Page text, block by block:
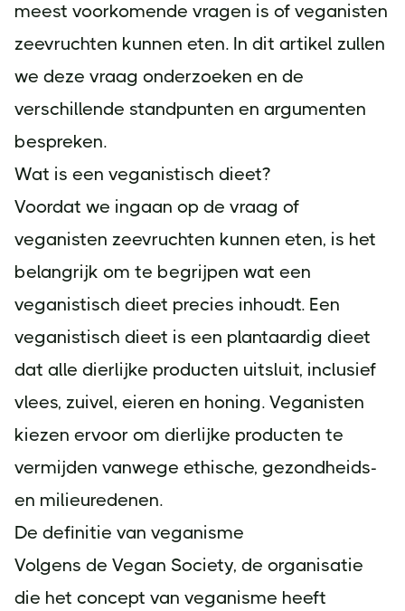
meest voorkomende vragen is of veganisten
zeevruchten kunnen eten. In dit artikel zullen
we deze vraag onderzoeken en de
verschillende standpunten en argumenten
bespreken.
Wat is een veganistisch dieet?
Voordat we ingaan op de vraag of
veganisten zeevruchten kunnen eten, is het
belangrijk om te begrijpen wat een
veganistisch dieet precies inhoudt. Een
veganistisch dieet is een plantaardig dieet
dat alle dierlijke producten uitsluit, inclusief
vlees, zuivel, eieren en honing. Veganisten
kiezen ervoor om dierlijke producten te
vermijden vanwege ethische, gezondheids-
en milieuredenen.
De definitie van veganisme
Volgens de Vegan Society, de organisatie
die het concept van veganisme heeft